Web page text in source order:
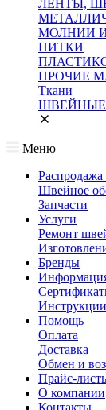
ЛЕНТЫ,
МОЛНИИ
НИТКИ
ПРОЧИЕ
Ткани
ШВЕЙНЫЕ
Меню
Распродажа
Швейное
Запчасти
Услуги
Ремонт
Бренды
Инструкции
Помощь
Оплата
Доставка
Обмен и
Прайс-
О компании
Контакты